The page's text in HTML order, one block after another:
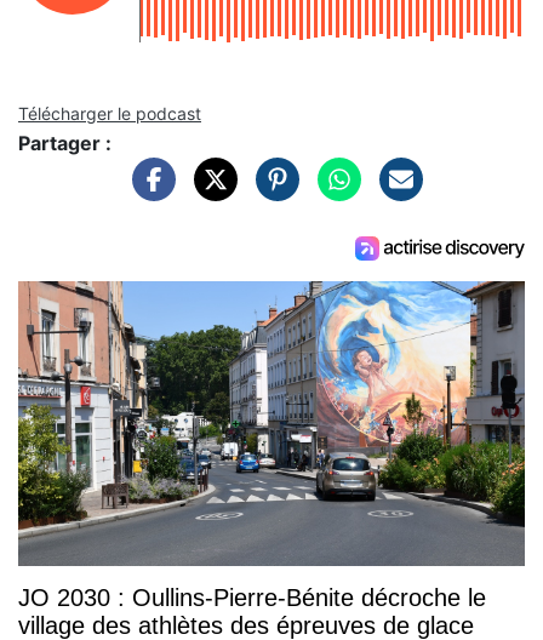
Télécharger le podcast
Partager :
JO 2030 : Oullins-Pierre-Bénite décroche le
village des athlètes des épreuves de glace